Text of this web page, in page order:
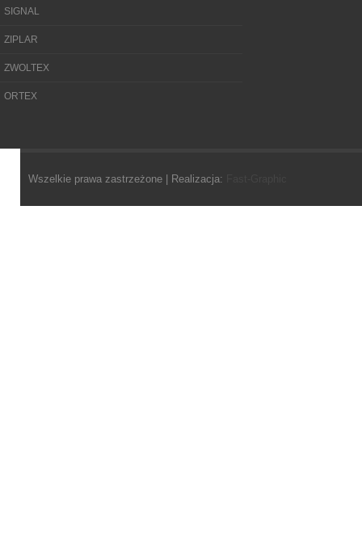
SIGNAL
ZIPLAR
ZWOLTEX
ORTEX
Wszelkie prawa zastrzeżone | Realizacja: